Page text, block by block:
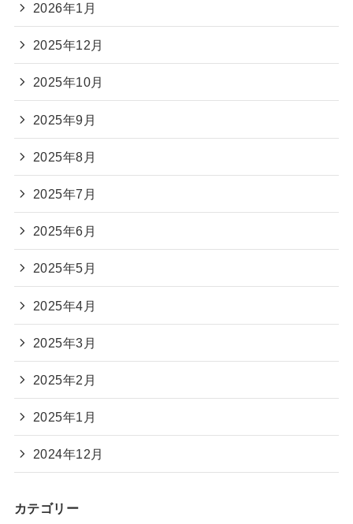
2026年1月
2025年12月
2025年10月
2025年9月
2025年8月
2025年7月
2025年6月
2025年5月
2025年4月
2025年3月
2025年2月
2025年1月
2024年12月
カテゴリー